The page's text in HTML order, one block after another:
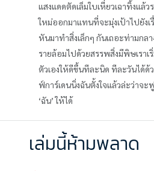
แสงแดดตัดเล็มใบเหี่ยวเฉาทิ้งแล้
ใหม่ออกมาแทนที่จะมุ่งเป้าไปยังเ
หันมาทำสิ่งเล็กๆ กันเถอะท่ามกล
รายล้อมไปด้วยสรรพสิ่งมีพิษเรา
ตัวเองให้ดีขึ้นทีละนิด ทีละวันได้ด้
ฟ์การ์เดนนิ่งฉันตั้งใจแล้วล่ะว่าจ
‘ฉัน’ ให้ได้
เล่มนี้ห้ามพลาด